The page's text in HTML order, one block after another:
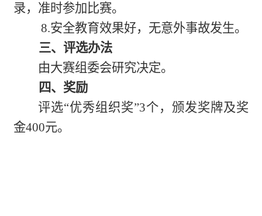
录，准时参加比赛。
8.安全教育效果好，无意外事故发生。
三、评选办法
由大赛组委会研究决定。
四、奖励
评选“优秀组织奖”3个，颁发奖牌及奖
金400元。